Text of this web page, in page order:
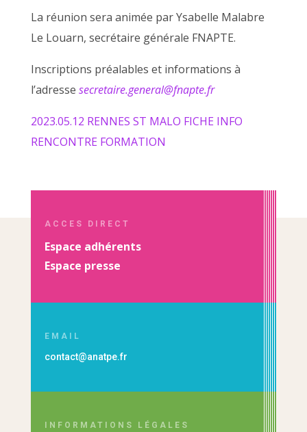
La réunion sera animée par Ysabelle Malabre
Le Louarn, secrétaire générale FNAPTE.
Inscriptions préalables et informations à
l’adresse secretaire.general@fnapte.fr
2023.05.12 RENNES ST MALO FICHE INFO
RENCONTRE FORMATION
ACCES DIRECT
Espace adhérents
Espace presse
EMAIL
contact@anatpe.fr
INFORMATIONS LÉGALES